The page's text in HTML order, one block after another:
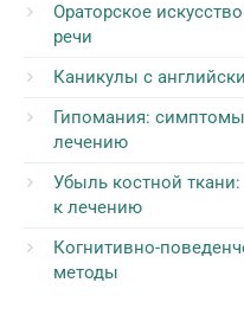
Ораторское
речи
Каникулы с
Гипомания:
лечению
Убыль костной
к лечению
Когнитивно-
методы